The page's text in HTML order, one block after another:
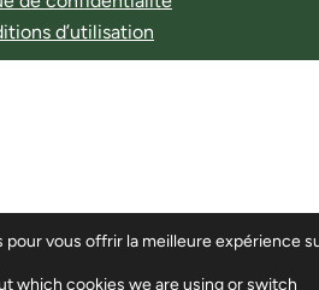
d’utilisation
pour vous offrir la meilleure expérience
which cookies we are using or switch